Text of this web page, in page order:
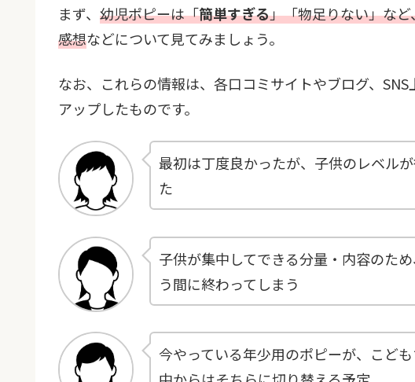
まず、 幼児ポピーは「簡単すぎる」「物足りない」な
感想などについて見てみましょう。
なお、これらの情報は、各口コミサイトやブログ、
アップしたものです。
最初は丁度良かったが、子供のレベル
た
子供が集中してできる分量・内容のた
う間に終わってしまう
今やっている年少用のポピーが、こど